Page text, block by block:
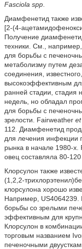
Fasciola spp.
Диамфенетид также
[2-(4-
Получение
техники. См.,
для борьбы с
метаболизму путем
соединения,
высокоэффективным
ранней стадии, стадия
недель, но обладал
для борьбы с
зрелости. Fairweather
112. Диамфенетид
для лечения инфекции
рынка в начале 1980-х.
овец составляла 80-120
Клорсулон также
(1,2,2-
клорсулона хорошо
Например, US4064239.
борьбы со зрелыми
эффективным для
Клорсулон в
торговым названием
печеночными